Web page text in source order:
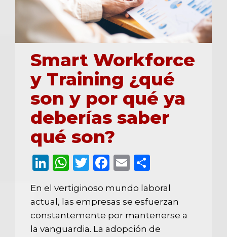
Smart Workforce
y Training ¿qué
son y por qué ya
deberías saber
qué son?
LinkedIn
WhatsApp
Twitter
Facebook
Email
En el vertiginoso mundo laboral
actual, las empresas se esfuerzan
constantemente por mantenerse a
la vanguardia. La adopción de